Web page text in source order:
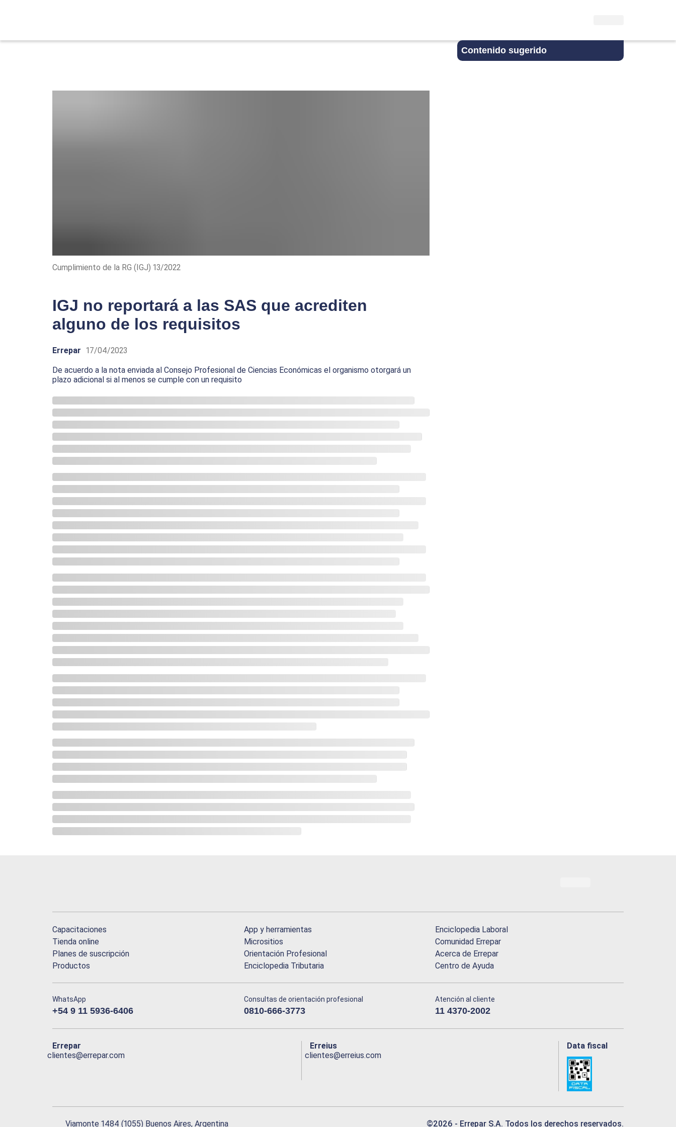
Contenido sugerido
Cumplimiento de la RG (IGJ) 13/2022
IGJ no reportará a las SAS que acrediten
alguno de los requisitos
Errepar 17/04/2023
De acuerdo a la nota enviada al Consejo Profesional de Ciencias Económicas el organismo otorgará un
plazo adicional si al menos se cumple con un requisito
Capacitaciones
Tienda online
Planes de suscripción
Productos
App y herramientas
Micrositios
Orientación Profesional
Enciclopedia Tributaria
Enciclopedia Laboral
Comunidad Errepar
Acerca de Errepar
Centro de Ayuda
WhatsApp
+54 9 11 5936-6406
Consultas de orientación profesional
0810-666-3773
Atención al cliente
11 4370-2002
Errepar
clientes@errepar.com
Erreius
clientes@erreius.com
Data fiscal
Viamonte 1484 (1055) Buenos Aires, Argentina ©2026 - Errepar S.A. Todos los derechos reservados.